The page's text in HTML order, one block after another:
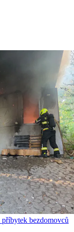
bezdomovců